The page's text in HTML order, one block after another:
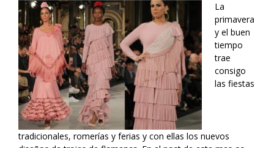
La
primavera
y el buen
tiempo
trae
consigo
las fiestas
tradicionales, romerías y ferias y con ellas los nuevos